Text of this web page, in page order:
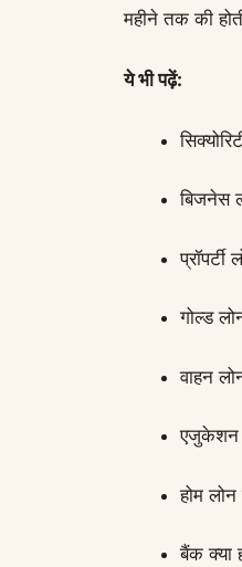
महीने तक की
ये भी पढ़ें:
बिजनेस
गोल्ड
वाहन
एजुकेशन
होम
बैंक क्या